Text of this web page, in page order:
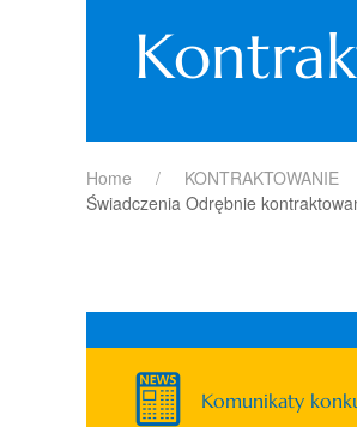
Home KONTRAKTOWANIE
Świadczenia Odrębnie
Komunikaty